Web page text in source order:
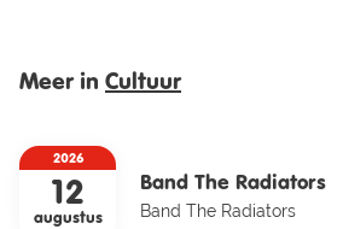
Meer in Cultuur
2026
12
augustus
Band The Radiators
Band The Radiators